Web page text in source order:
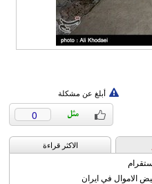
أبلغ عن مشكلة
0
الاکثر قراءة
الاموال في ايران